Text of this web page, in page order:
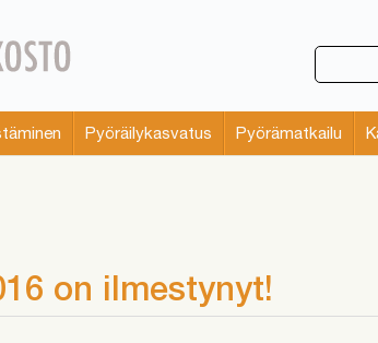
Pyöräilykasvatus Pyörämatkailu
on ilmestynyt!